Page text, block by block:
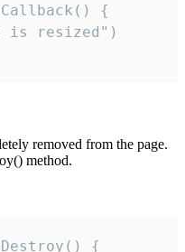
{
is resized")
removed from the page.
method.
{